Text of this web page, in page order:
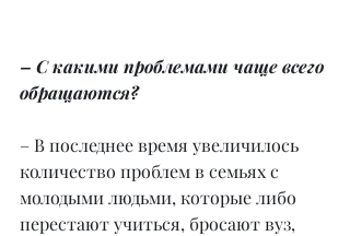
– С какими проблемами чаще всего
обращаются?
– В последнее время увеличилось
количество проблем в семьях с
молодыми людьми, которые либо
перестают учиться, бросают вуз,